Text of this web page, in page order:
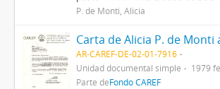
P. de Monti, Alicia
AR-CAREF-DE-02-01-7916
Unidad documental simple
1979
Parte deFondo CAREF